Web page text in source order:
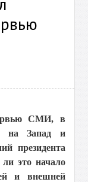
СМИ, в
на Запад и
президента
ли это начало
и внешней